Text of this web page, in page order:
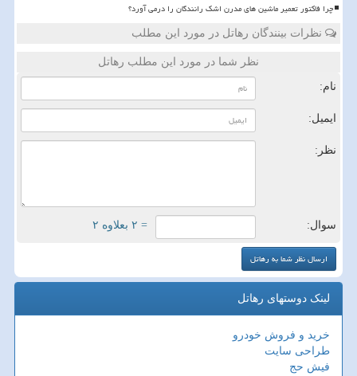
چرا فاکتور تعمیر ماشین های مدرن اشک رانندگان را درمی آورد؟
نظرات بینندگان رهاتل در مورد این مطلب
نظر شما در مورد این مطلب رهاتل
نام:
ایمیل:
نظر:
سوال: = ۲ بعلاوه ۲
لینک دوستهای رهاتل
خرید و فروش خودرو
طراحی سایت
فیش حج